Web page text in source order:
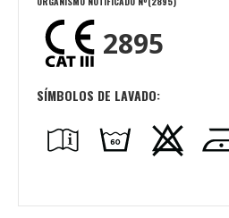
2895
SÍMBOLOS DE LAVADO: